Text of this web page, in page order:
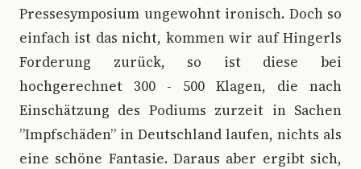
Pressesymposium ungewohnt ironisch. Doch so
einfach ist das nicht, kommen wir auf Hingerls
Forderung zurück, so ist diese bei
hochgerechnet 300 - 500 Klagen, die nach
Einschätzung des Podiums zurzeit in Sachen
”Impfschäden” in Deutschland laufen, nichts als
eine schöne Fantasie. Daraus aber ergibt sich,